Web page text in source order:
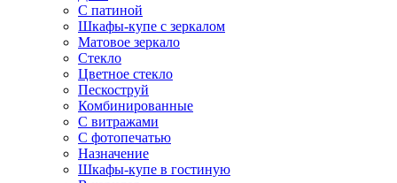
С патиной
Шкафы-купе с зеркалом
Матовое зеркало
Стекло
Цветное стекло
Пескоструй
Комбинированные
С витражами
С фотопечатью
Назначение
Шкафы-купе в гостиную